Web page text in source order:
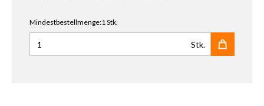
Mindestbestellmenge:1 Stk.
Anzahl für Oventrop Thermostat Uni XH weiß
Stk.